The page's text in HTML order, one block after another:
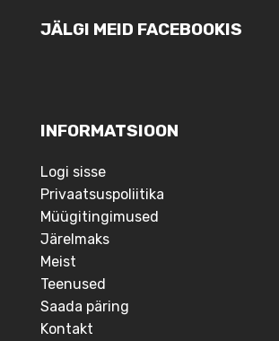
JÄLGI MEID FACEBOOKIS
INFORMATSIOON
Logi sisse
Privaatsuspoliitika
Müügitingimused
Järelmaks
Meist
Teenused
Saada päring
Kontakt